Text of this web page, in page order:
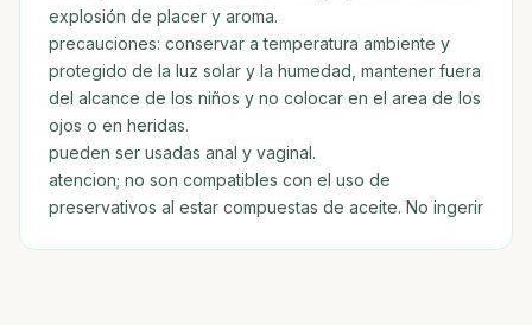
explosión de placer y aroma.
precauciones: conservar a temperatura ambiente y
protegido de la luz solar y la humedad, mantener fuera
del alcance de los niños y no colocar en el area de los
ojos o en heridas.
pueden ser usadas anal y vaginal.
atencion; no son compatibles con el uso de
preservativos al estar compuestas de aceite. No ingerir